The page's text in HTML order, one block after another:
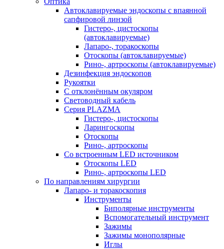
Автоклавируемые эндоскопы с впаянной
сапфировой линзой
Гистеро-, цистоскопы
(автоклавируемые)
Лапаро-, торакоскопы
Отоскопы (автоклавируемые)
Рино-, артроскопы (автоклавируемые)
Дезинфекция эндоскопов
Рукоятки
С отклонённым окуляром
Световодный кабель
Серия PLAZMA
Гистеро-, цистоскопы
Ларингоскопы
Отоскопы
Рино-, артроскопы
Со встроенным LED источником
Отоскопы LED
Рино-, артроскопы LED
По направлениям хирургии
Лапаро- и торакоскопия
Инструменты
Биполярные инструменты
Вспомогательный инструмент
Зажимы
Зажимы монополярные
Иглы